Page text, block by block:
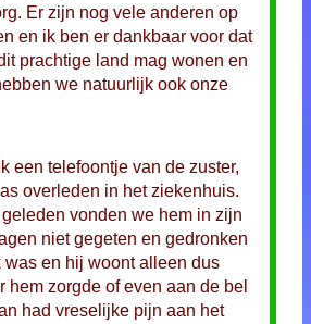
Er zijn nog vele anderen op
en ik ben er dankbaar voor dat
prachtige land mag wonen en
we natuurlijk ook onze
een telefoontje van de zuster,
overleden in het ziekenhuis.
geleden vonden we hem in zijn
niet gegeten en gedronken
was en hij woont alleen dus
hem zorgde of even aan de bel
had vreselijke pijn aan het